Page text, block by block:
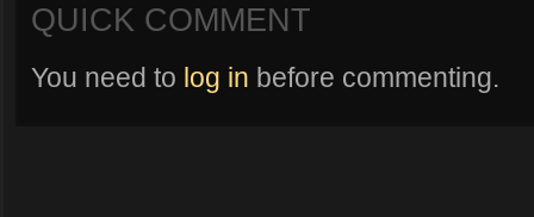
QUICK COMMENT
You need to log in before commenting.